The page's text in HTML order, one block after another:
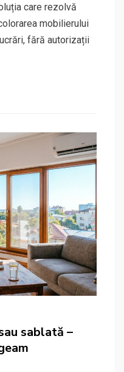
care rezolvă
mobilierului
fără autorizații
sablată –